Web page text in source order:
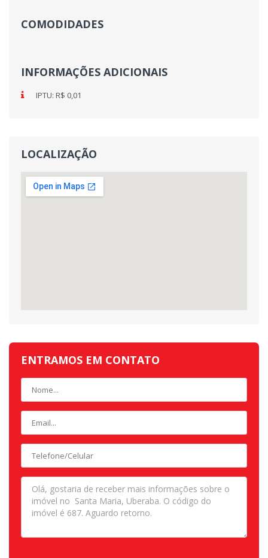
COMODIDADES
INFORMAÇÕES ADICIONAIS
IPTU: R$ 0,01
LOCALIZAÇÃO
ENTRAMOS EM CONTATO